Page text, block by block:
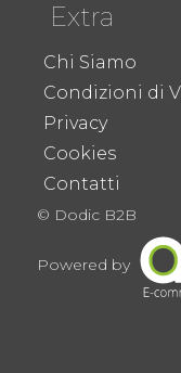
Extra
Chi Siamo
Condizioni di
Privacy
Cookies
Contatti
© Dodic B2B
Powered by